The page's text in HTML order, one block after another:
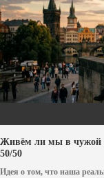
Живём ли мы в чужой
50/50
Идея о том, что наша